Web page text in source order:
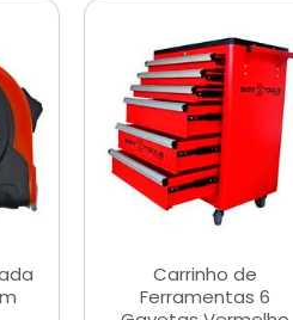
Carrinho de
Ferramentas 6